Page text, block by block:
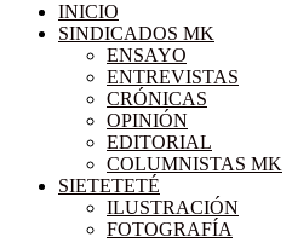
INICIO
SINDICADOS MK
ENSAYO
ENTREVISTAS
CRÓNICAS
OPINIÓN
EDITORIAL
COLUMNISTAS MK
SIETETETÉ
ILUSTRACIÓN
FOTOGRAFÍA